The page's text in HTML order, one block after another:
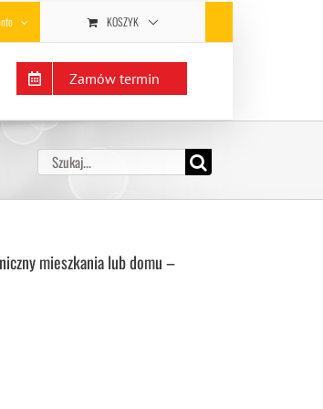
KOSZYK
Zamów termin
Szukaj
mieszkania lub domu –